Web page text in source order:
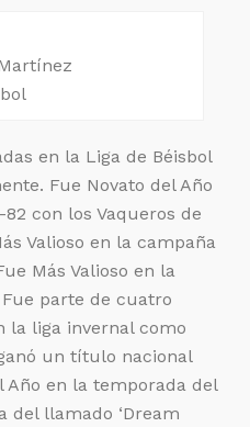
en la Liga de Béisbol
Fue Novato del Año
con los Vaqueros de
Valioso en la campaña
Más Valioso en la
Fue parte de cuatro
la liga invernal como
un título nacional
Año en la temporada del
del llamado ‘Dream